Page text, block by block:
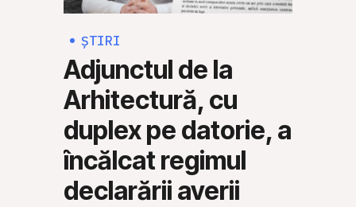
ȘTIRI
Adjunctul de la
Arhitectură, cu
duplex pe datorie, a
încălcat regimul
declarării averii